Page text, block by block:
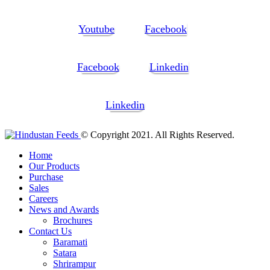
Youtube Facebook
Facebook Linkedin
Linkedin
© Copyright 2021. All Rights Reserved.
Home
Our Products
Purchase
Sales
Careers
News and Awards
Brochures
Contact Us
Baramati
Satara
Shrirampur